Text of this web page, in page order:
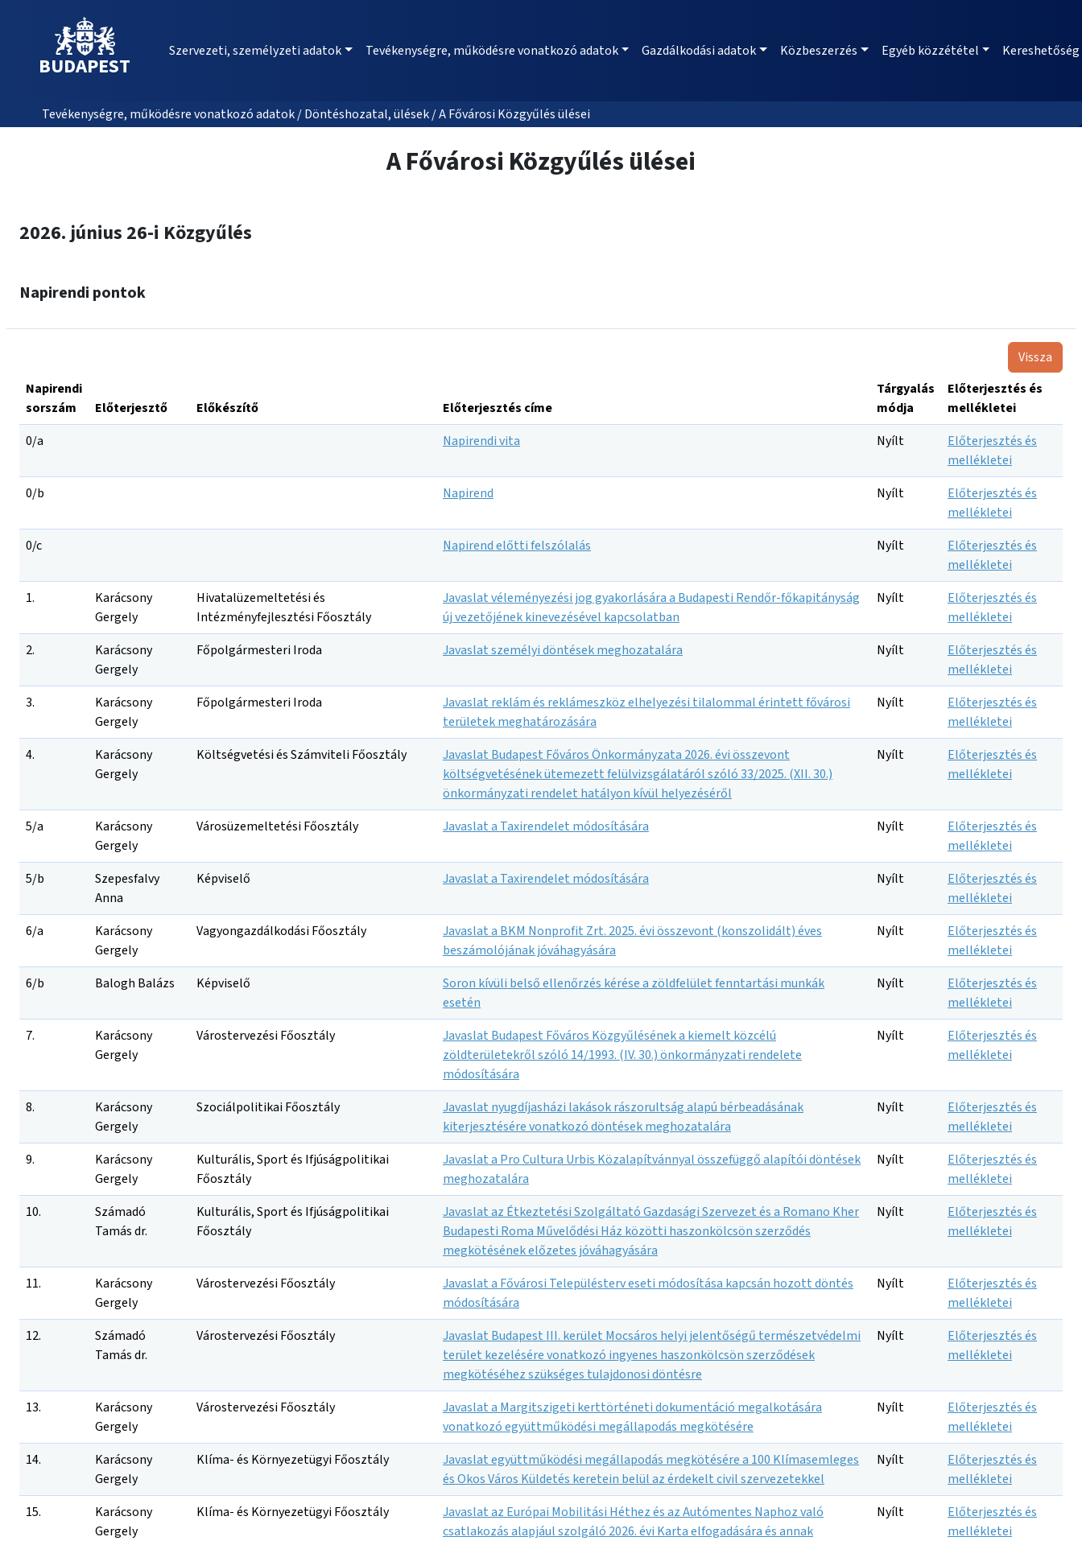
BUDAPEST
Szervezeti, személyzeti adatok Tevékenységre, működésre vonatkozó adatok Gazdálkodási adatok Közbeszerzés Egyéb közzététel Kereshetőség
Tevékenységre, működésre vonatkozó adatok / Döntéshozatal, ülések / A Fővárosi Közgyűlés ülései
A Fővárosi Közgyűlés ülései
2026. június 26-i Közgyűlés
Napirendi pontok
Vissza
Napirendi
sorszám
Előterjesztő Előkészítő Előterjesztés címe
Tárgyalás
módja
Előterjesztés és
mellékletei
0/a
Napirendi vita Nyílt
Előterjesztés és
mellékletei
0/b
Napirend Nyílt
Előterjesztés és
mellékletei
0/c
Napirend előtti felszólalás Nyílt
Előterjesztés és
mellékletei
1.
Karácsony
Gergely
Hivatalüzemeltetési és
Intézményfejlesztési Főosztály
Javaslat véleményezési jog gyakorlására a Budapesti Rendőr-főkapitányság
új vezetőjének kinevezésével kapcsolatban
Nyílt
Előterjesztés és
mellékletei
2.
Karácsony
Gergely
Főpolgármesteri Iroda Javaslat személyi döntések meghozatalára Nyílt
Előterjesztés és
mellékletei
3.
Karácsony
Gergely
Főpolgármesteri Iroda
Javaslat reklám és reklámeszköz elhelyezési tilalommal érintett fővárosi
területek meghatározására
Nyílt
Előterjesztés és
mellékletei
4.
Karácsony
Gergely
Költségvetési és Számviteli Főosztály
Javaslat Budapest Főváros Önkormányzata 2026. évi összevont
költségvetésének ütemezett felülvizsgálatáról szóló 33/2025. (XII. 30.)
önkormányzati rendelet hatályon kívül helyezéséről
Nyílt
Előterjesztés és
mellékletei
5/a
Karácsony
Gergely
Városüzemeltetési Főosztály Javaslat a Taxirendelet módosítására Nyílt
Előterjesztés és
mellékletei
5/b
Szepesfalvy
Anna
Képviselő Javaslat a Taxirendelet módosítására Nyílt
Előterjesztés és
mellékletei
6/a
Karácsony
Gergely
Vagyongazdálkodási Főosztály
Javaslat a BKM Nonprofit Zrt. 2025. évi összevont (konszolidált) éves
beszámolójának jóváhagyására
Nyílt
Előterjesztés és
mellékletei
6/b
Balogh Balázs Képviselő
Soron kívüli belső ellenőrzés kérése a zöldfelület fenntartási munkák
esetén
Nyílt
Előterjesztés és
mellékletei
7.
Karácsony
Gergely
Várostervezési Főosztály
Javaslat Budapest Főváros Közgyűlésének a kiemelt közcélú
zöldterületekről szóló 14/1993. (IV. 30.) önkormányzati rendelete
módosítására
Nyílt
Előterjesztés és
mellékletei
8.
Karácsony
Gergely
Szociálpolitikai Főosztály
Javaslat nyugdíjasházi lakások rászorultság alapú bérbeadásának
kiterjesztésére vonatkozó döntések meghozatalára
Nyílt
Előterjesztés és
mellékletei
9.
Karácsony
Gergely
Kulturális, Sport és Ifjúságpolitikai
Főosztály
Javaslat a Pro Cultura Urbis Közalapítvánnyal összefüggő alapítói döntések
meghozatalára
Nyílt
Előterjesztés és
mellékletei
10.
Számadó
Tamás dr.
Kulturális, Sport és Ifjúságpolitikai
Főosztály
Javaslat az Étkeztetési Szolgáltató Gazdasági Szervezet és a Romano Kher
Budapesti Roma Művelődési Ház közötti haszonkölcsön szerződés
megkötésének előzetes jóváhagyására
Nyílt
Előterjesztés és
mellékletei
11.
Karácsony
Gergely
Várostervezési Főosztály
Javaslat a Fővárosi Településterv eseti módosítása kapcsán hozott döntés
módosítására
Nyílt
Előterjesztés és
mellékletei
12.
Számadó
Tamás dr.
Várostervezési Főosztály
Javaslat Budapest III. kerület Mocsáros helyi jelentőségű természetvédelmi
terület kezelésére vonatkozó ingyenes haszonkölcsön szerződések
megkötéséhez szükséges tulajdonosi döntésre
Nyílt
Előterjesztés és
mellékletei
13.
Karácsony
Gergely
Várostervezési Főosztály
Javaslat a Margitszigeti kerttörténeti dokumentáció megalkotására
vonatkozó együttműködési megállapodás megkötésére
Nyílt
Előterjesztés és
mellékletei
14.
Karácsony
Gergely
Klíma- és Környezetügyi Főosztály
Javaslat együttműködési megállapodás megkötésére a 100 Klímasemleges
és Okos Város Küldetés keretein belül az érdekelt civil szervezetekkel
Nyílt
Előterjesztés és
mellékletei
15.
Karácsony
Gergely
Klíma- és Környezetügyi Főosztály
Javaslat az Európai Mobilitási Héthez és az Autómentes Naphoz való
csatlakozás alapjául szolgáló 2026. évi Karta elfogadására és annak
Nyílt
Előterjesztés és
mellékletei